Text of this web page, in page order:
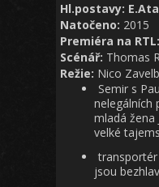
Hl.postavy:
Natočeno: 2015
Premiéra na RTL:
Scénář: Thomas
Režie: Nico
Semir s
nelegálních
mladá žena
velké
jsou